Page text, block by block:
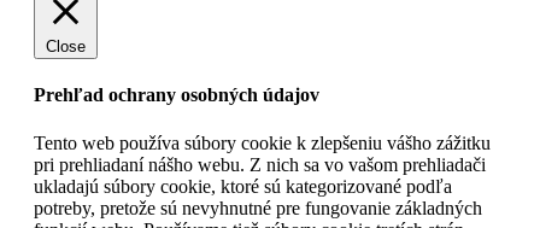
Close
Prehľad ochrany osobných údajov
Tento web používa súbory cookie k zlepšeniu vášho zážitku
pri prehliadaní nášho webu. Z nich sa vo vašom prehliadači
ukladajú súbory cookie, ktoré sú kategorizované podľa
potreby, pretože sú nevyhnutné pre fungovanie základných